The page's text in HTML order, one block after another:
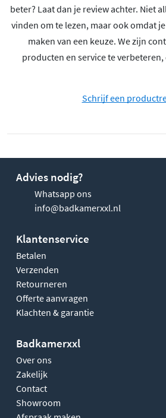
beter? Laat dan je review achter. Niet
vinden om te lezen, maar ook omdat
maken van een keuze. We zijn
producten en service te
Schrijf een
Advies nodig?
Whatsapp ons
info@badkamerxxl.nl
Klantenservice
Betalen
Verzenden
Retourneren
Offerte aanvragen
Klachten & garantie
Badkamerxxl
Over ons
Zakelijk
Contact
Showroom